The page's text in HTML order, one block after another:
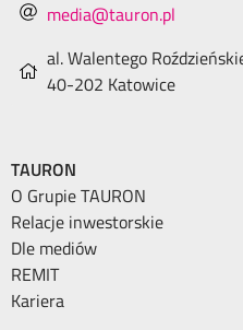
media@tauron.pl
al. Walentego
40-202 Katowice
TAURON
O Grupie TAURON
Relacje inwestorskie
Dle mediów
REMIT
Kariera